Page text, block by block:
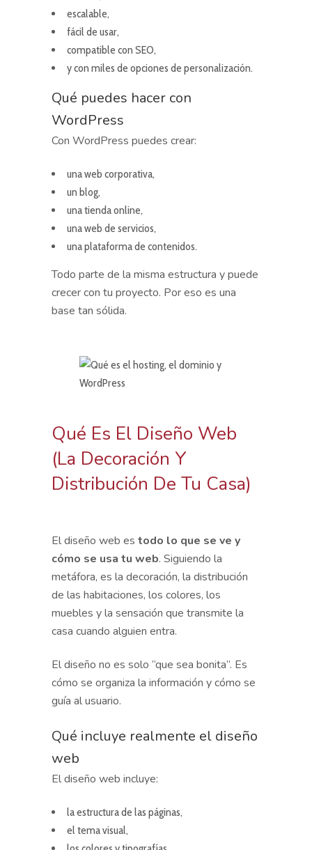
escalable,
fácil de usar,
compatible con SEO,
y con miles de opciones de personalización.
Qué puedes hacer con
WordPress
Con WordPress puedes crear:
una web corporativa,
un blog,
una tienda online,
una web de servicios,
una plataforma de contenidos.
Todo parte de la misma estructura y puede
crecer con tu proyecto. Por eso es una
base tan sólida.
Qué Es El Diseño Web
(la Decoración Y
Distribución De Tu Casa)
El diseño web es todo lo que se ve y
cómo se usa tu web. Siguiendo la
metáfora, es la decoración, la distribución
de las habitaciones, los colores, los
muebles y la sensación que transmite la
casa cuando alguien entra.
El diseño no es solo “que sea bonita”. Es
cómo se organiza la información y cómo se
guía al usuario.
Qué incluye realmente el diseño
web
El diseño web incluye:
la estructura de las páginas,
el tema visual,